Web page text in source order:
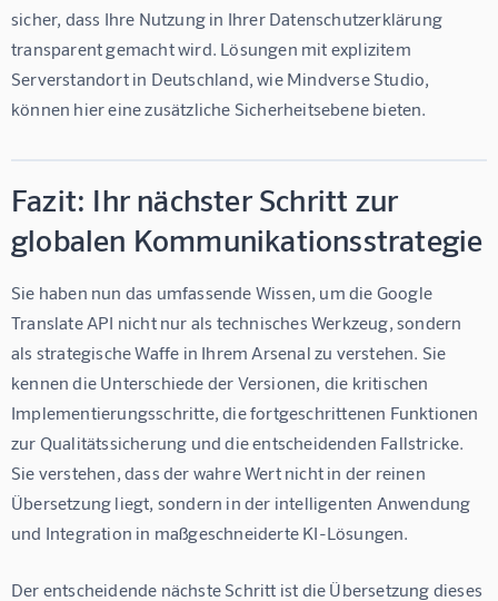
sicher, dass Ihre Nutzung in Ihrer Datenschutzerklärung
transparent gemacht wird. Lösungen mit explizitem
Serverstandort in Deutschland, wie Mindverse Studio,
können hier eine zusätzliche Sicherheitsebene bieten.
Fazit: Ihr nächster Schritt zur
globalen Kommunikationsstrategie
Sie haben nun das umfassende Wissen, um die Google
Translate API nicht nur als technisches Werkzeug, sondern
als strategische Waffe in Ihrem Arsenal zu verstehen. Sie
kennen die Unterschiede der Versionen, die kritischen
Implementierungsschritte, die fortgeschrittenen Funktionen
zur Qualitätssicherung und die entscheidenden Fallstricke.
Sie verstehen, dass der wahre Wert nicht in der reinen
Übersetzung liegt, sondern in der intelligenten Anwendung
und Integration in maßgeschneiderte KI-Lösungen.
Der entscheidende nächste Schritt ist die Übersetzung dieses